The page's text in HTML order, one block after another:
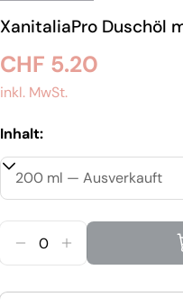
XanitaliaPro Duschöl
Regulärer
Preis
CHF 5.20
inkl. MwSt.
Inhalt:
Menge FürMenge Für